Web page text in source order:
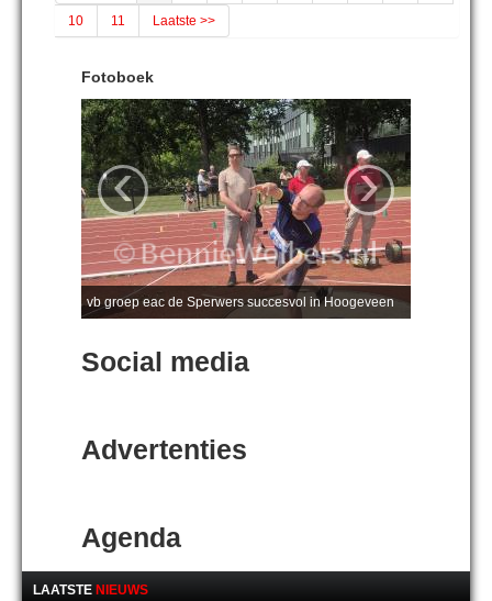
10 11 Laatste >>
Fotoboek
vb groep eac de Sperwers succesvol in Hoogeveen
‹ ›
Social media
Advertenties
Agenda
LAATSTE NIEUWS